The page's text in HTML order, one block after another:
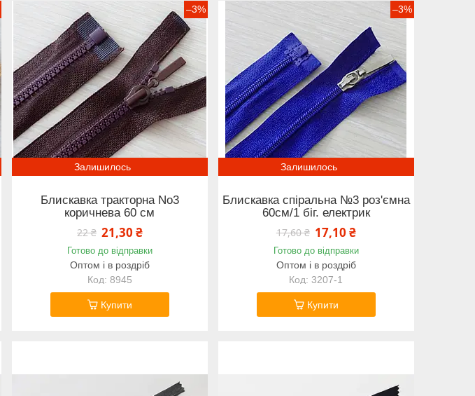
–3%
Залишилось
Блискавка тракторна No3
коричнева 60 см
22 ₴ 21,30 ₴
Готово до відправки
Оптом і в роздріб
8945
Купити
–3%
Залишилось
Блискавка спіральна №3 роз'ємна
60см/1 біг. електрик
17,60 ₴ 17,10 ₴
Готово до відправки
Оптом і в роздріб
3207-1
Купити